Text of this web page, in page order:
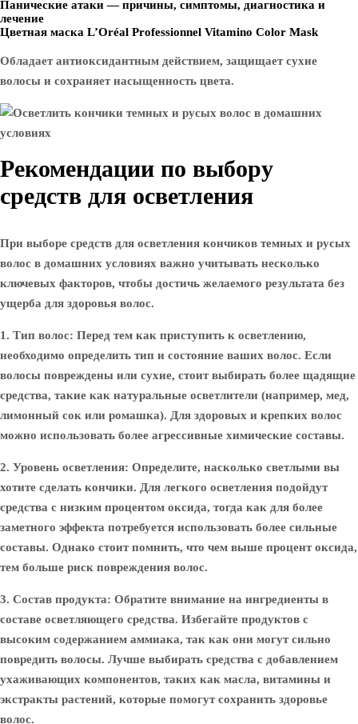
Панические атаки — причины, симптомы, диагностика и
лечение
Цветная маска L’Oréal Professionnel Vitamino Color Mask
Обладает антиоксидантным действием, защищает сухие
волосы и сохраняет насыщенность цвета.
Рекомендации по выбору
средств для осветления
При выборе средств для осветления кончиков темных и русых
волос в домашних условиях важно учитывать несколько
ключевых факторов, чтобы достичь желаемого результата без
ущерба для здоровья волос.
1. Тип волос: Перед тем как приступить к осветлению,
необходимо определить тип и состояние ваших волос. Если
волосы повреждены или сухие, стоит выбирать более щадящие
средства, такие как натуральные осветлители (например, мед,
лимонный сок или ромашка). Для здоровых и крепких волос
можно использовать более агрессивные химические составы.
2. Уровень осветления: Определите, насколько светлыми вы
хотите сделать кончики. Для легкого осветления подойдут
средства с низким процентом оксида, тогда как для более
заметного эффекта потребуется использовать более сильные
составы. Однако стоит помнить, что чем выше процент оксида,
тем больше риск повреждения волос.
3. Состав продукта: Обратите внимание на ингредиенты в
составе осветляющего средства. Избегайте продуктов с
высоким содержанием аммиака, так как они могут сильно
повредить волосы. Лучше выбирать средства с добавлением
ухаживающих компонентов, таких как масла, витамины и
экстракты растений, которые помогут сохранить здоровье
волос.